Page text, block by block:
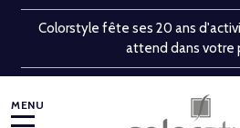
Colorstyle fête ses 20 ans
attend dans votre